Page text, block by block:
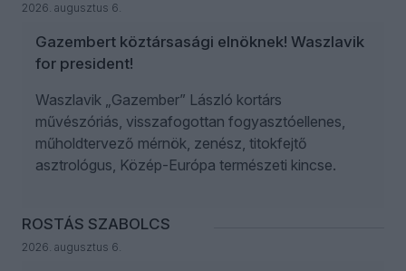
2026. augusztus 6.
Gazembert köztársasági elnöknek! Waszlavik
for president!
Waszlavik „Gazember” László kortárs
művészóriás, visszafogottan fogyasztóellenes,
műholdtervező mérnök, zenész, titokfejtő
asztrológus, Közép-Európa természeti kincse.
ROSTÁS SZABOLCS
2026. augusztus 6.